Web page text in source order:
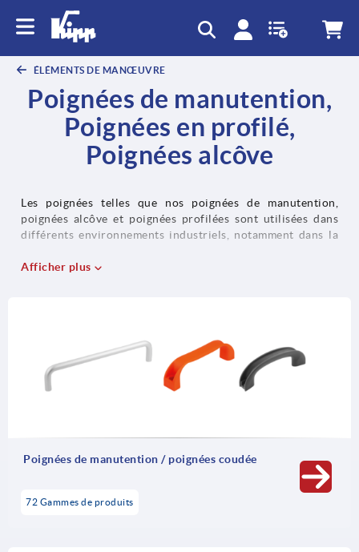
ÉLÉMENTS DE MANŒUVRE
Poignées de manutention,
Poignées en profilé,
Poignées alcôve
Les poignées telles que nos poignées de manutention,
poignées alcôve et poignées profilées sont utilisées dans
différents environnements industriels, notamment dans la
servent par ex. à ouvrir et à fermer des caches, des portes,
Les poignées escamotables ainsi que les poignées
fonctionnelles spéciales, qui se distinguent par leurs
interrupteurs intégrés, sont d’autres modèles de notre
catégorie de produits « Poignées ».
Afficher plus
Poignées de manutention / poignées coudée
72 Gammes de produits